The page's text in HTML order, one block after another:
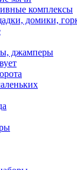
комплексы
домики,
джамперы